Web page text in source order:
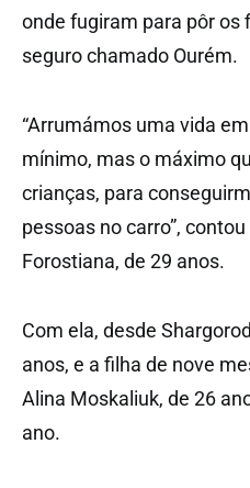
onde fugiram para pôr os
seguro chamado Ourém.
“Arrumámos uma vida
mínimo, mas o máximo
crianças, para
pessoas no carro”,
Forostiana, de 29 anos.
Com ela, desde
anos, e a filha de nove
Alina Moskaliuk, de 26
ano.